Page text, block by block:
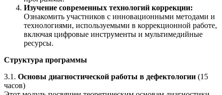
Изучение современных технологий коррекции:
Ознакомить участников с инновационными методами и
технологиями, используемыми в коррекционной работе,
включая цифровые инструменты и мультимедийные
ресурсы.
Структура программы
3.1. Основы диагностической работы в дефектологии (15
часов)